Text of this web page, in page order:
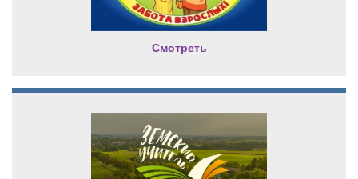
Смотреть